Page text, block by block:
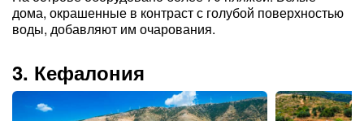
дома, окрашенные в контраст с голубой поверхностью
воды, добавляют им очарования.
3. Кефалония